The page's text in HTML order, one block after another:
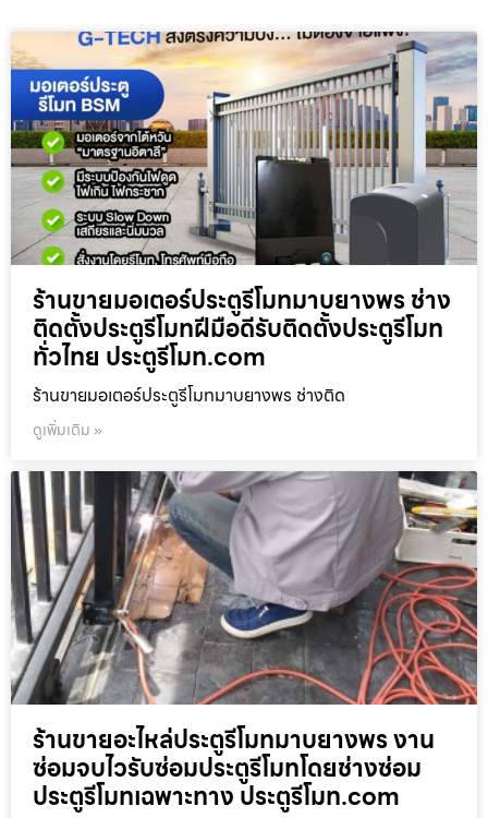
ร้านขายมอเตอร์ประตูรีโมทมาบยางพร ช่าง
ติดตั้งประตูรีโมทฝีมือดีรับติดตั้งประตูรีโมท
ทั่วไทย ประตูรีโมท.com
ร้านขายมอเตอร์ประตูรีโมทมาบยางพร ช่างติด
ดูเพิ่มเติม »
ร้านขายอะไหล่ประตูรีโมทมาบยางพร งาน
ซ่อมจบไวรับซ่อมประตูรีโมทโดยช่างซ่อม
ประตูรีโมทเฉพาะทาง ประตูรีโมท.com